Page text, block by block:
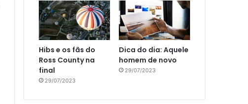
Hibs e os fãs do
Ross County na
final
29/07/2023
Dica do dia: Aquele
homem de novo
29/07/2023